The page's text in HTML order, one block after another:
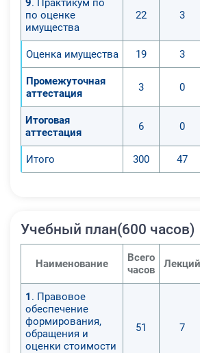
при определении
стоимостей
Экономическое
направлений
возможность
спектр знаний и
экономики и
организации.
9. Практикум по
по оценке
имущества
22 3
Оценка имущества 19 3
Промежуточная
аттестация
3 0
Итоговая
аттестация
6 0
Итого 300 47
Учебный план(600 часов)
Наименование
Всего
часов
Лекций
1 . Правовое
обеспечение
формирования,
обращения и
оценки стоимости
51 7